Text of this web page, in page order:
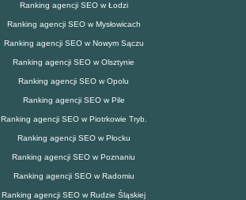
Ranking agencji SEO w Łodzi
Ranking agencji SEO w Mysłowicach
Ranking agencji SEO w Nowym Sączu
Ranking agencji SEO w Olsztynie
Ranking agencji SEO w Opolu
Ranking agencji SEO w Pile
Ranking agencji SEO w Piotrkowie Tryb.
Ranking agencji SEO w Płocku
Ranking agencji SEO w Poznaniu
Ranking agencji SEO w Radomiu
Ranking agencji SEO w Rudzie Śląskiej